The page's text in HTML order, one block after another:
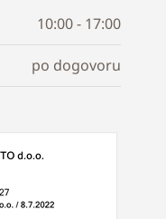
10:00 - 17:00
po dogovoru